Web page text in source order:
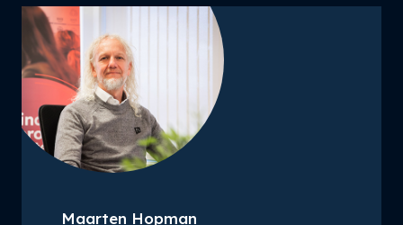
Maarten Hopman